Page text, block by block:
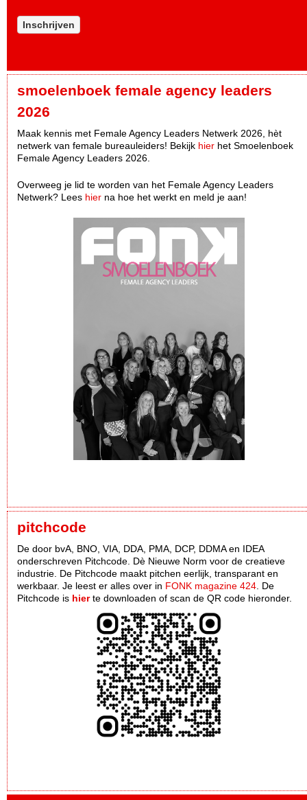
Inschrijven
smoelenboek female agency leaders
2026
Maak kennis met Female Agency Leaders Netwerk 2026, hèt
netwerk van female bureauleiders! Bekijk hier het Smoelenboek
Female Agency Leaders 2026.
Overweeg je lid te worden van het Female Agency Leaders
Netwerk? Lees hier na hoe het werkt en meld je aan!
pitchcode
De door bvA, BNO, VIA, DDA, PMA, DCP, DDMA en IDEA
onderschreven Pitchcode. Dè Nieuwe Norm voor de creatieve
industrie. De Pitchcode maakt pitchen eerlijk, transparant en
werkbaar. Je leest er alles over in FONK magazine 424 . De
Pitchcode is hierte downloaden of scan de QR code hieronder.